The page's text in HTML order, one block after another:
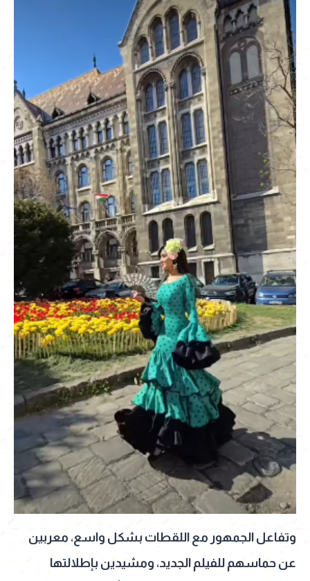
وتفاعل الجمهور مع اللقطات بشكل واسع، معربين
عن حماسهم للفيلم الجديد، ومشيدين بإطلالتها